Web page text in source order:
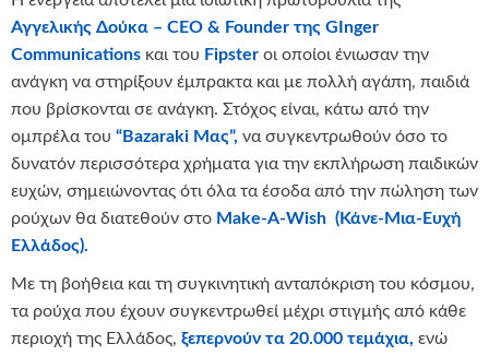
Αγγελικής Δούκα – CEO & Founder της GInger
Communications και του Fipster οι οποίοι ένιωσαν την
ανάγκη να στηρίξουν έμπρακτα και με πολλή αγάπη, παιδιά
που βρίσκονται σε ανάγκη. Στόχος είναι, κάτω από την
ομπρέλα του “Βazaraki Μας”, να συγκεντρωθούν όσο το
δυνατόν περισσότερα χρήματα για την εκπλήρωση παιδικών
ευχών, σημειώνοντας ότι όλα τα έσοδα από την πώληση των
ρούχων θα διατεθούν στο Make-A-Wish (Κάνε-Μια-Ευχή
Ελλάδος).
Με τη βοήθεια και τη συγκινητική ανταπόκριση του κόσμου,
τα ρούχα που έχουν συγκεντρωθεί μέχρι στιγμής από κάθε
περιοχή της Ελλάδος, ξεπερνούν τα 20.000 τεμάχια, ενώ